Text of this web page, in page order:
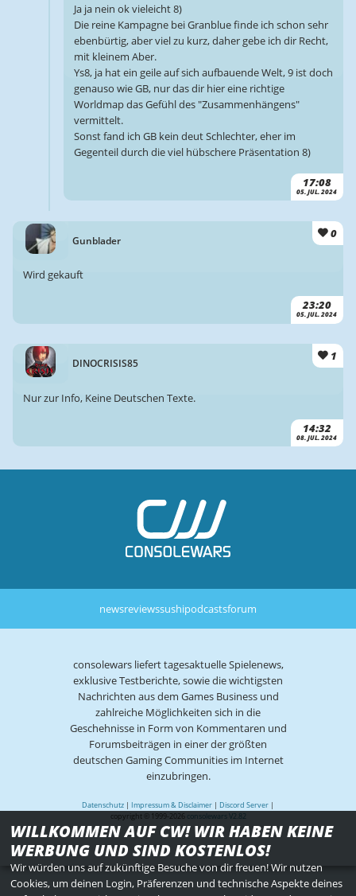
17:08
05. JUL. 2024
Ja ja nein ok vieleicht 8)
Die reine Kampagne bei Granblue finde ich schon sehr
ebenbürtig, aber viel zu kurz, daher gebe ich dir Recht,
mit kleinem Aber.
Ys8, ja hat ein geile auf sich aufbauende Welt, 9 ist doch
genauso wie GB, nur das dir hier eine richtige
Worldmap das Gefühl des "Zusammenhängens"
vermittelt.
Sonst fand ich GB kein deut Schlechter, eher im
Gegenteil durch die viel hübschere Präsentation 8)
Gunblader
0
23:20
05. JUL. 2024
Wird gekauft
DINOCRISIS85
1
14:32
08. JUL. 2024
Nur zur Info, Keine Deutschen Texte.
newsreviewssushipodcastsforum
consolewars liefert tagesaktuelle Spielenews,
exklusive Testberichte, sowie die wichtigsten
Nachrichten aus dem Games Business und
zahlreiche Möglichkeiten sich in die
Geschehnisse in Form von Kommentaren und
Forumsbeiträgen in einer der größten
deutschen Gaming Communities im Internet
einzubringen.
Datenschutz | Impressum & Disclaimer | Discord Server |
copyright © 1999-2026 consolewars V2.82
WILLKOMMEN AUF CW! WIR HABEN KEINE
WERBUNG UND SIND KOSTENLOS!
Wir würden uns auf zukünftige Besuche von dir freuen! Wir nutzen
Cookies, um deinen Login, Präferenzen und technische Aspekte deines